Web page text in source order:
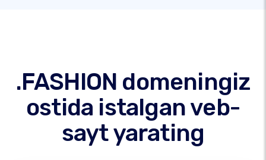
.FASHION domeningiz
ostida istalgan veb-
sayt yarating